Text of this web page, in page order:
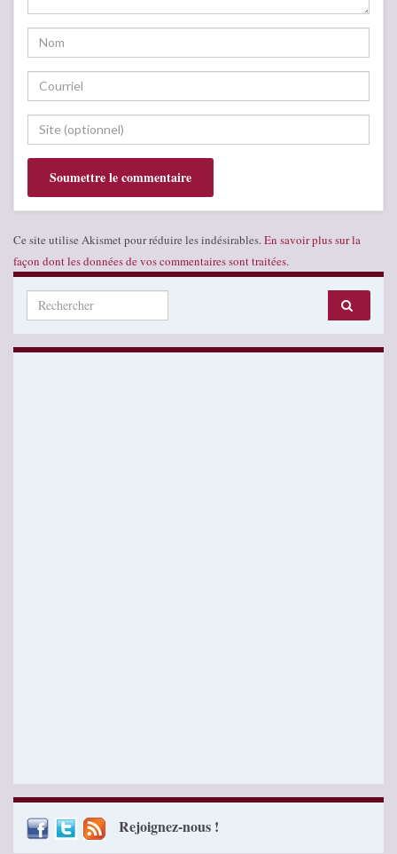
Ce site utilise Akismet pour réduire les indésirables. En savoir plus sur la
façon dont les données de vos commentaires sont traitées.
Search for:
Rejoignez-nous !